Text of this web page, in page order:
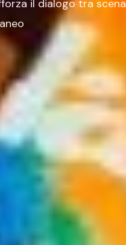
il dialogo tra scena